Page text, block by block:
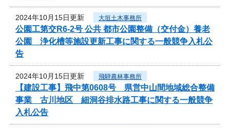
2024年10月15日更新 大垣土木事務所
公園工第交R6-2号 公共 都市公園整備（交付金）養老
公園 浄化槽等施設更新工事に関する一般競争入札公
告
2024年10月15日更新 飛騨農林事務所
【建設工事】飛中第0608号 県営中山間地域総合整備
事業 古川地区 細洞谷排水路工事に関する一般競争
入札公告